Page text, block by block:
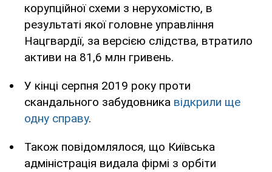
корупційної схеми з нерухомістю, в
результаті якої головне управління
Нацгвардії, за версією слідства, втратило
активи на 81,6 млн гривень.
У кінці серпня 2019 року проти
скандального забудовника відкрили ще
одну справу.
Також повідомлялося, що Київська
адміністрація видала фірмі з орбіти